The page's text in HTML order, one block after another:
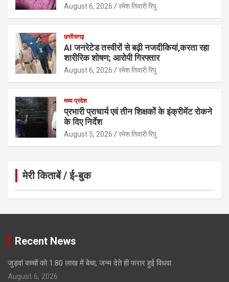
August 6, 2026 रमेश तिवारी रिपु
छत्तीसगढ़
AI जनरेटेड तस्वीरों से बढ़ी नजदीकियां,करता रहा
शारीरिक शोषण; आरोपी गिरफ्तार
August 6, 2026 रमेश तिवारी रिपु
मध्य प्रदेश
प्रभारी प्राचार्य एवं तीन शिक्षकों के इंक्रीमेंट रोकने
के दिए निर्देश
August 5, 2026 रमेश तिवारी रिपु
मेरी किताबें / ई-बुक
Click to Open Page
Recent News
जुड़वां बच्चों को 1.80 लाख में बेचा, जन्म देते ही फरार हुई विधवा
August 6, 2026